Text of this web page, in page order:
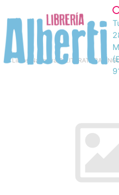
Libros Narrativa/ 8. LITERATURA